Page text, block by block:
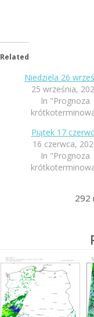
Related
Niedziela 26
25 września,
In "Prognoza
Piątek 17
16 czerwca,
In "Prognoza
292